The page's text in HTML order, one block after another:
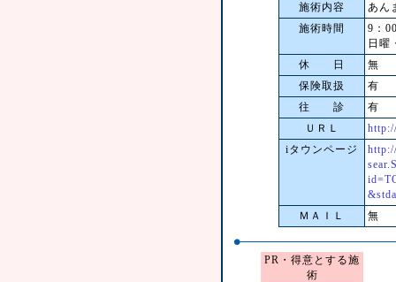
施術内容
あん
施術時間
9：
日曜
休 日
無
保険取扱
有
往 診
有
ＵＲＬ
iタウンページ
ＭＡＩＬ
無
PR・得意とする施
術